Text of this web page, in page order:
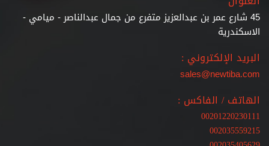
45 شارع عمر بن عبدالعزيز متفرع من جمال عبدالناصر - ميامي -
الاسكندرية
البريد الإلكتروني :
sales@newtiba.com
الهاتف / الفاكس :
00201220230111
002035559215